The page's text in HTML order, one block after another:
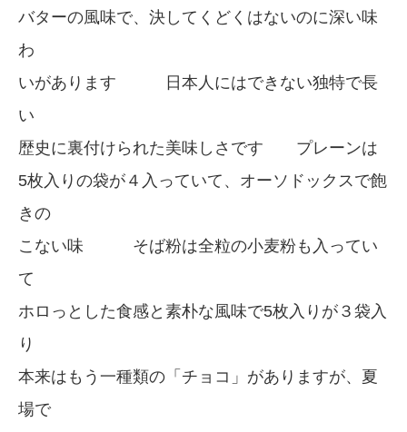
バターの風味で、決してくどくはないのに深い味
わ
いがあります 日本人にはできない独特で長
い
歴史に裏付けられた美味しさです プレーンは
5枚入りの袋が４入っていて、オーソドックスで飽
きの
こない味 そば粉は全粒の小麦粉も入ってい
て
ホロっとした食感と素朴な風味で5枚入りが３袋入
り
本来はもう一種類の「チョコ」がありますが、夏
場で